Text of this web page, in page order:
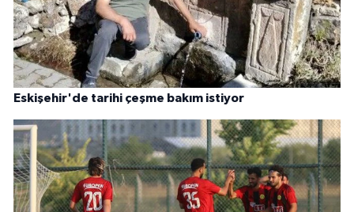
Eskişehir'de tarihi çeşme bakım istiyor